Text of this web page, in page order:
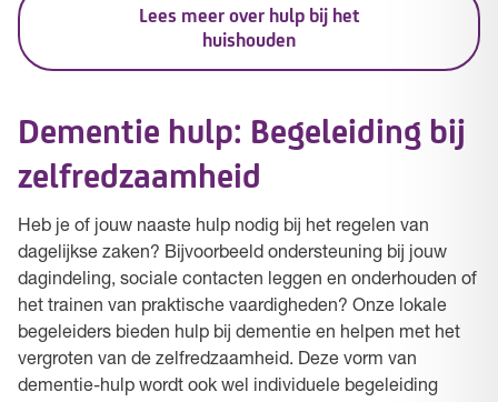
Lees meer over hulp bij het
huishouden
Dementie hulp: Begeleiding bij
zelfredzaamheid
Heb je of jouw naaste hulp nodig bij het regelen van
dagelijkse zaken? Bijvoorbeeld ondersteuning bij jouw
dagindeling, sociale contacten leggen en onderhouden of
het trainen van praktische vaardigheden? Onze lokale
begeleiders bieden hulp bij dementie en helpen met het
vergroten van de zelfredzaamheid. Deze vorm van
dementie-hulp wordt ook wel individuele begeleiding